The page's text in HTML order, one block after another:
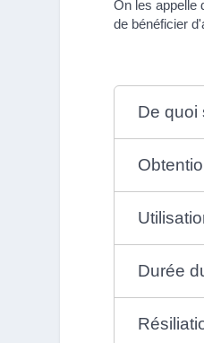
On les appelle
de bénéficier
De quoi
Durée